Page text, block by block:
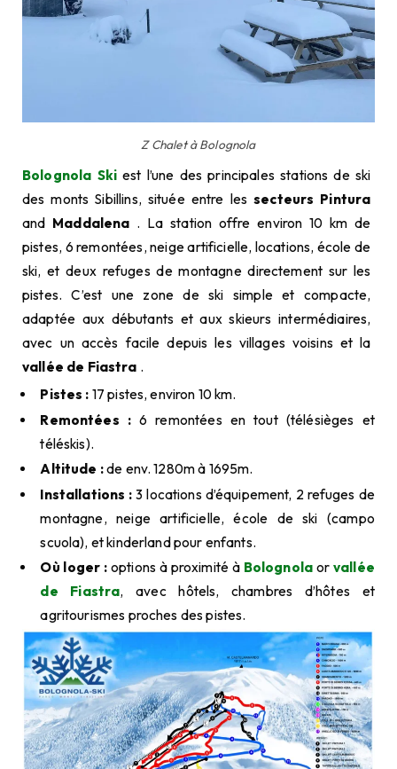
Z Chalet à Bolognola
Bolognola Ski est l’une des principales stations de ski
des monts Sibillins, située entre lessecteurs Pintura
and Maddalena . La station offre environ 10 km de
pistes, 6 remontées, neige artificielle, locations, école de
ski, et deux refuges de montagne directement sur les
pistes. C’est une zone de ski simple et compacte,
adaptée aux débutants et aux skieurs intermédiaires,
avec un accès facile depuis les villages voisins et la
vallée de Fiastra .
Pistes : 17 pistes, environ 10 km.
Remontées : 6 remontées en tout (télésièges et
téléskis).
Altitude :de env. 1280m à 1695m.
Installations : 3 locations d’équipement, 2 refuges de
montagne, neige artificielle, école de ski (campo
scuola), et kinderland pour enfants.
Où loger : options à proximité à Bolognola or vallée
de Fiastra, avec hôtels, chambres d’hôtes et
agritourismes proches des pistes.